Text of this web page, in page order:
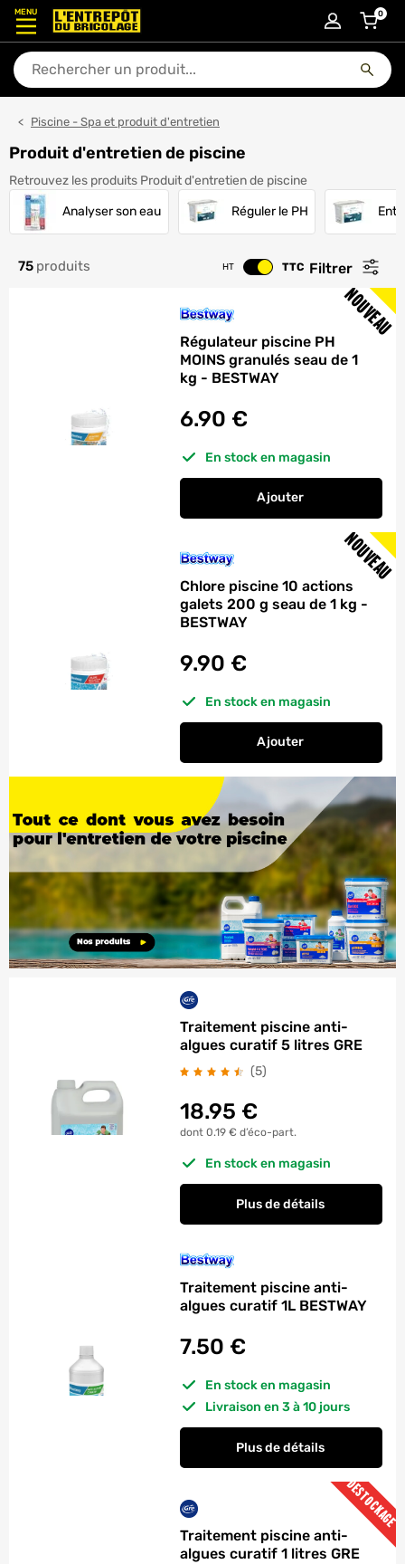
MENU
En quoi puis-je vous aider ?
0article
Piscine - Spa et produit d'entretien
Produit d'entretien de piscine
Retrouvez les produits Produit d'entretien de piscine
Analyser son eau
Réguler le PH
75 produits HT Changer le prix
TTC Filtrer
NOUVEAU
Régulateur piscine PH
MOINS granulés seau de 1
kg - BESTWAY
6.90 €
En stock en magasin
Ajouter
NOUVEAU
Chlore piscine 10 actions
galets 200 g seau de 1 kg -
BESTWAY
9.90 €
En stock en magasin
Ajouter
Traitement piscine anti-
algues curatif 5 litres GRE
(5)
18.95 €
dont 0.19 € d’éco-part.
En stock en magasin
Plus de détails
Traitement piscine anti-
algues curatif 1L BESTWAY
7.50 €
En stock en magasin
Livraison en 3 à 10 jours
Plus de détails
DESTOCKAGE
Traitement piscine anti-
algues curatif 1 litres GRE